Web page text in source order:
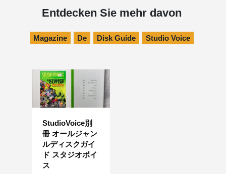
Entdecken Sie mehr davon
Magazine De Disk Guide Studio Voice
StudioVoice別
冊 オールジャン
ルディスクガイ
ド スタジオボイ
ス